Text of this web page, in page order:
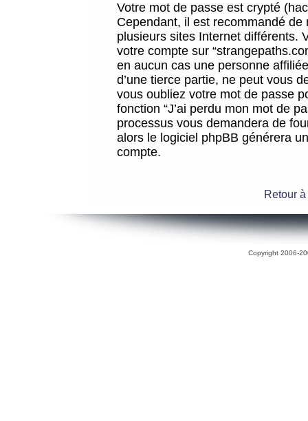
Votre mot de passe est crypté
Cependant, il est recommandé
plusieurs sites Internet différents.
votre compte sur
en aucun cas une personne
d’une tierce partie, ne peut vous
vous oubliez votre mot de passe
fonction “J’ai perdu mon mot de
processus vous demandera de
alors le logiciel phpBB générera
compte.
Retour
Copyright 2006-